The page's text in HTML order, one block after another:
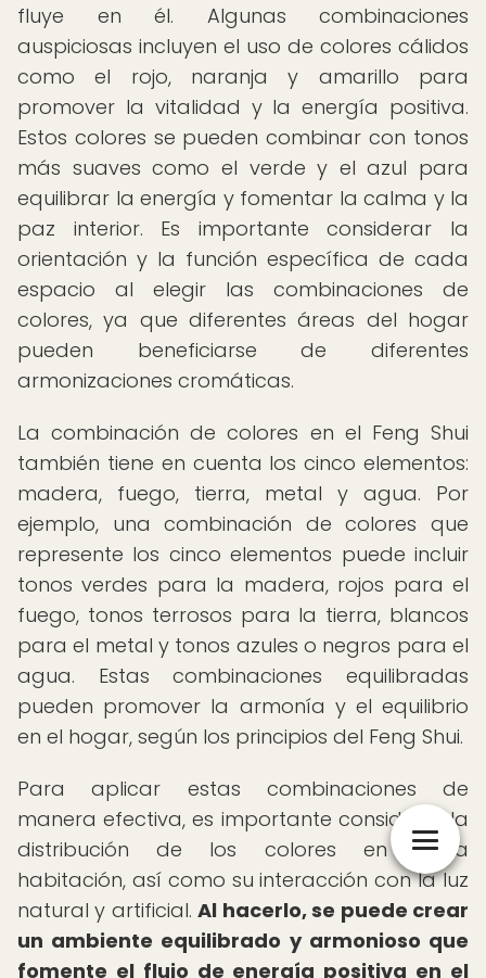
fluye en él. Algunas combinaciones
auspiciosas incluyen el uso de colores cálidos
como el rojo, naranja y amarillo para
promover la vitalidad y la energía positiva.
Estos colores se pueden combinar con tonos
más suaves como el verde y el azul para
equilibrar la energía y fomentar la calma y la
paz interior. Es importante considerar la
orientación y la función específica de cada
espacio al elegir las combinaciones de
colores, ya que diferentes áreas del hogar
pueden beneficiarse de diferentes
armonizaciones cromáticas.
La combinación de colores en el Feng Shui
también tiene en cuenta los cinco elementos:
madera, fuego, tierra, metal y agua. Por
ejemplo, una combinación de colores que
represente los cinco elementos puede incluir
tonos verdes para la madera, rojos para el
fuego, tonos terrosos para la tierra, blancos
para el metal y tonos azules o negros para el
agua. Estas combinaciones equilibradas
pueden promover la armonía y el equilibrio
en el hogar, según los principios del Feng Shui.
Para aplicar estas combinaciones de
manera efectiva, es importante considerar la
distribución de los colores en cada
habitación, así como su interacción con la luz
natural y artificial.Al hacerlo, se puede crear
un ambiente equilibrado y armonioso que
fomente el flujo de energía positiva en el